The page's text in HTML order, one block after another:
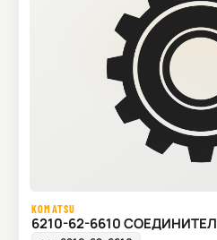
KOMATSU
6210-62-6610